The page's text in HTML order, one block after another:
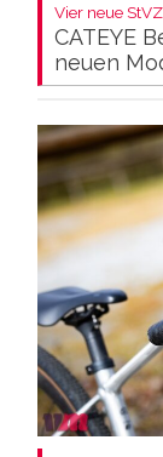
Vier neue
CATEYE
neuen